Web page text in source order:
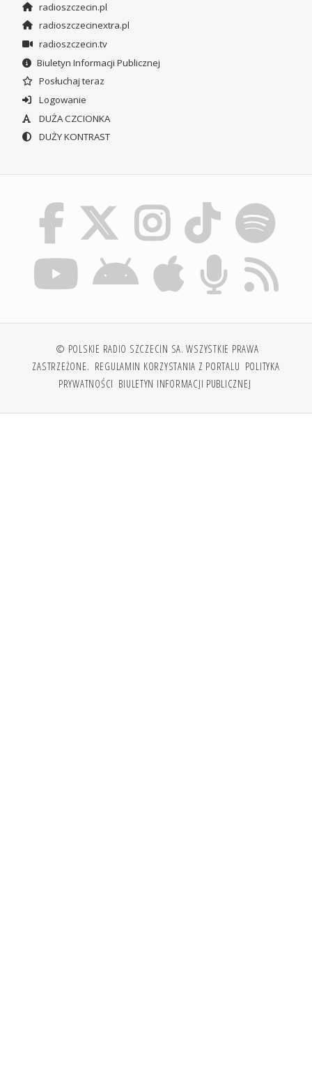
radioszczecin.pl
radioszczecinextra.pl
radioszczecin.tv
Biuletyn Informacji Publicznej
Posłuchaj teraz
Logowanie
DUŻA CZCIONKA
DUŻY KONTRAST
© POLSKIE RADIO SZCZECIN SA. WSZYSTKIE PRAWA
ZASTRZEŻONE. REGULAMIN KORZYSTANIA Z PORTALU POLITYKA
PRYWATNOŚCI BIULETYN INFORMACJI PUBLICZNEJ